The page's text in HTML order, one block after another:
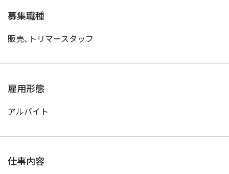
募集職種
販売、トリマースタッフ
雇用形態
アルバイト
仕事内容